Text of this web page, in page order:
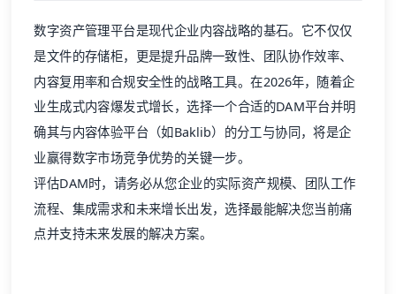
数字资产管理平台是现代企业内容战略的基石。它不仅仅
是文件的存储柜，更是提升品牌一致性、团队协作效率、
内容复用率和合规安全性的战略工具。在2026年，随着企
业生成式内容爆发式增长，选择一个合适的DAM平台并明
确其与内容体验平台（如Baklib）的分工与协同，将是企
业赢得数字市场竞争优势的关键一步。
评估DAM时，请务必从您企业的实际资产规模、团队工作
流程、集成需求和未来增长出发，选择最能解决您当前痛
点并支持未来发展的解决方案。